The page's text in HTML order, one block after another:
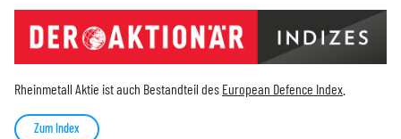
Rheinmetall Aktie ist auch Bestandteil des European Defence Index
Zum Index